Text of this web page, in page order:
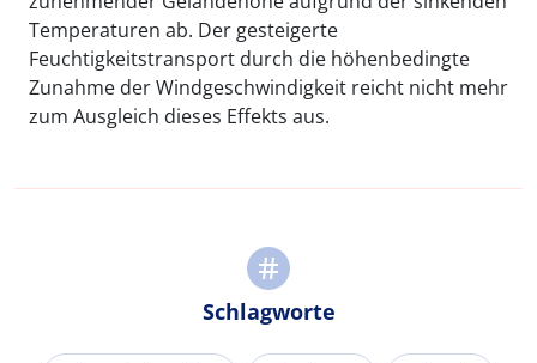
Temperaturen ab. Der gesteigerte
Feuchtigkeitstransport durch die höhenbedingte
Zunahme der Windgeschwindigkeit reicht nicht mehr
zum Ausgleich dieses Effekts aus.
Schlagworte